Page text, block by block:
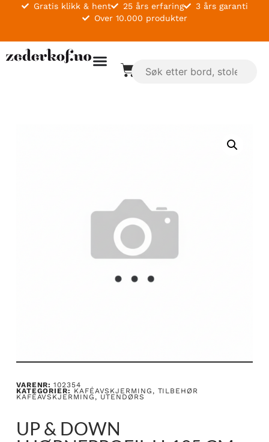
Gratis klikk & hent 25 års erfaring
3 års garanti
Over 10.000 produkter
VARENR:102354
KATEGORIER: KAFÉAVSKJERMING, TILBEHØR
KAFÉAVSKJERMING, UTENDØRS
UP & DOWN